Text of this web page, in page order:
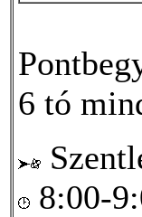
6 tó
8:00-